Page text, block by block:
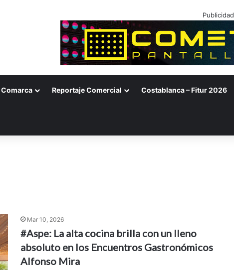
Publicidad
Comarca Reportaje Comercial Costablanca – Fitur 2026
Mar 10, 2026
#Aspe: La alta cocina brilla con un lleno
absoluto en los Encuentros Gastronómicos
Alfonso Mira